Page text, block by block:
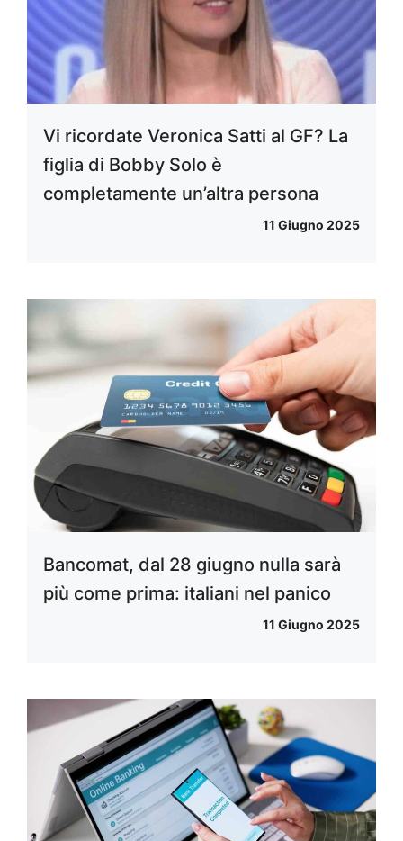
Vi ricordate Veronica Satti al GF? La
figlia di Bobby Solo è
completamente un’altra persona
11 Giugno 2025
Bancomat, dal 28 giugno nulla sarà
più come prima: italiani nel panico
11 Giugno 2025